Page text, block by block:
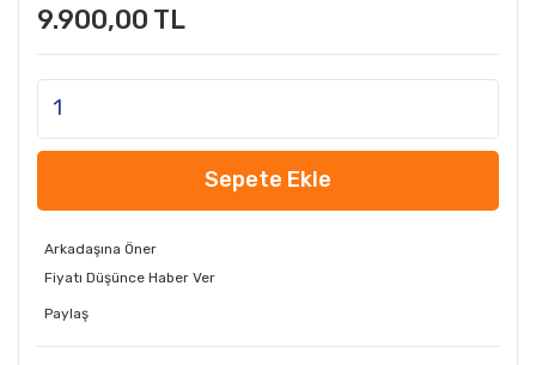
9.900,00 TL
Sepete Ekle
Arkadaşına Öner
Fiyatı Düşünce Haber Ver
Paylaş